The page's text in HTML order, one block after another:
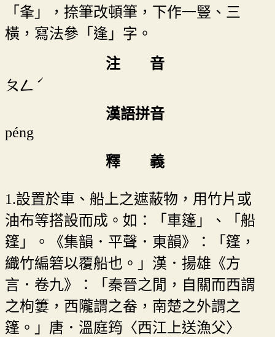
「夆」，捺筆改頓筆，下作一豎、三
橫，寫法參「逢」字。
注 音
ㄆㄥ ˊ
漢語拼音
péng
釋 義
1.設置於車、船上之遮蔽物，用竹片或
油布等搭設而成。如：「車篷」、「船
篷」。《集韻．平聲．東韻》：「篷，
織竹編箬以覆船也。」漢．揚雄《方
言．卷九》：「秦晉之閒，自關而西謂
之枸簍，西隴謂之畚，南楚之外謂之
篷。」唐．溫庭筠〈西江上送漁父〉